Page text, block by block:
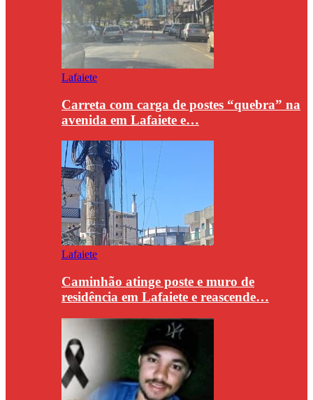
Lafaiete
Carreta com carga de postes “quebra” na
avenida em Lafaiete e…
Lafaiete
Caminhão atinge poste e muro de
residência em Lafaiete e reascende…